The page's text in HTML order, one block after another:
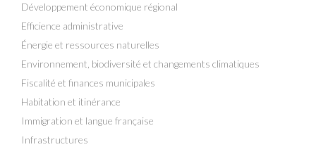
Développement économique régional
Efficience administrative
Énergie et ressources naturelles
Environnement, biodiversité et changements climatiques
Fiscalité et finances municipales
Habitation et itinérance
Immigration et langue française
Infrastructures